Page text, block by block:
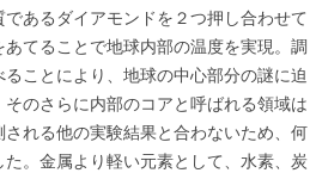
あるダイアモンドを２つ押し合わせて
てることで地球内部の温度を実現。調
ことにより、地球の中心部分の謎に迫
のさらに内部のコアと呼ばれる領域は
れる他の実験結果と合わないため、何
。金属より軽い元素として、水素、炭